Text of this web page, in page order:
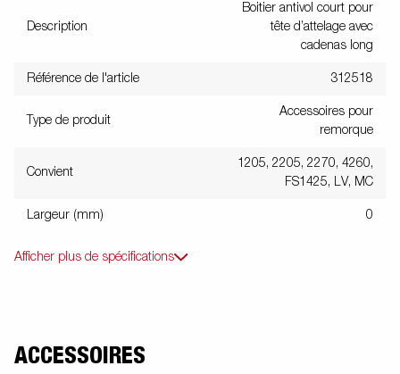
Description
Boitier antivol court pour
tête d’attelage avec
cadenas long
Référence de l'article 312518
Type de produit
Accessoires pour
remorque
Convient
1205, 2205, 2270, 4260,
FS1425, LV, MC
Largeur (mm) 0
Afficher plus de spécifications
ACCESSOIRES